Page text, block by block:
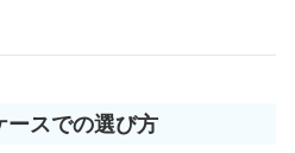
ースでの選び方